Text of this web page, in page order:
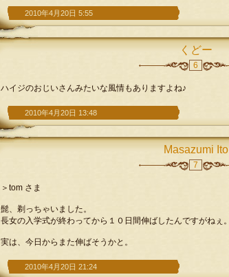
2010年4月20日 5:55
くどー
6
ハイジのおじいさんみたいな風情もありますよね♪
2010年4月20日 13:48
Masazumi Ito
7
＞tom さま
髭、剃っちゃいました。
長女の入学式が終わってから１０日間伸ばしたんですがねぇ。
実は、今日からまた伸ばそうかと。
2010年4月20日 21:24